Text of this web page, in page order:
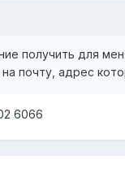
получить для
почту, адрес
6066